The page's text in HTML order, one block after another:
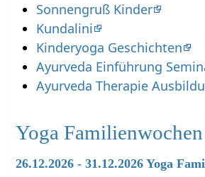
Sonnengruß Kinder
Kundalini
Kinderyoga Geschichten
Ayurveda Einführung
Ayurveda Therapie
Yoga
26.12.2026 - 31.12.2026 Yoga